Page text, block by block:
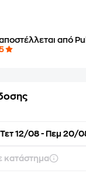
αποστέλλεται από
Τετ 12/08 - Πεμ 20/
κατάστημα